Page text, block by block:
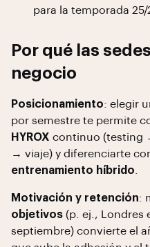
para la temporada 25/
Por qué las
negocio
Posicionamiento: elegir
por semestre te permite
HYROX continuo (testing
→ viaje) y diferenciarte
entrenamiento híbrido
Motivación y retención:
objetivos (p. ej., Londres
septiembre) convierte el